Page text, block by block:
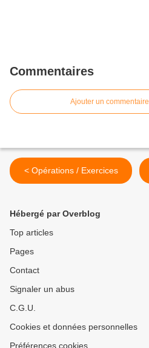
Commentaires
Ajouter un commentaire
< Opérations / Exercices
Hébergé par Overblog
Top articles
Pages
Contact
Signaler un abus
C.G.U.
Cookies et données personnelles
Préférences cookies